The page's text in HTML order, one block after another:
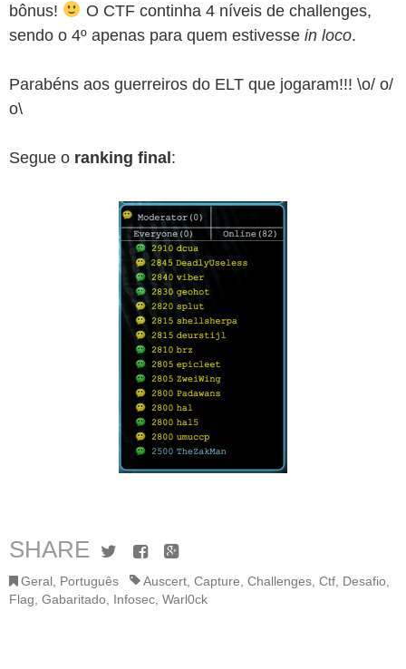
bônus!
O CTF continha 4 níveis de challenges,
sendo o 4º apenas para quem estivesse in loco.
Parabéns aos guerreiros do ELT que jogaram!!! \o/ o/
o\
Segue o ranking final:
SHARE TwitterFacebook
Google+
Geral Português Auscert Capture Challenges Ctf Desafio
Flag Gabaritado Infosec Warl0ck